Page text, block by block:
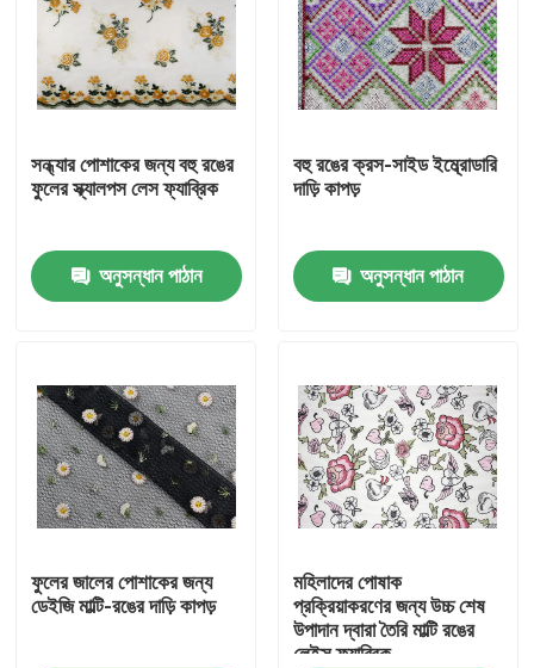
পণ্য
আমাদের সম্পর্কে
কারখানা ভ্রমণ
সন্ধ্যার পোশাকের জন্য বহু রঙের
ফুলের স্ক্যালপস লেস ফ্যাব্রিক
অনুসন্ধান পাঠান
বহু রঙের ক্রস-সাইড ইম্ব্রোডারি
দাড়ি কাপড়
অনুসন্ধান পাঠান
ফুলের জালের পোশাকের জন্য
ডেইজি মাল্টি-রঙের দাড়ি কাপড়
মহিলাদের পোষাক
প্রক্রিয়াকরণের জন্য উচ্চ শেষ
উপাদান দ্বারা তৈরি মাল্টি রঙের
লেইস ফ্যাব্রিক